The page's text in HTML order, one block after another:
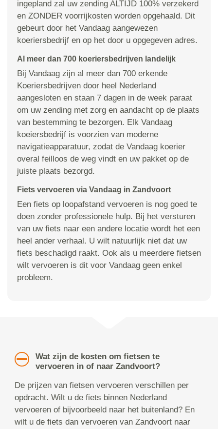
ingepland zal uw zending ALTIJD 100% verzekerd
en ZONDER voorrijkosten worden opgehaald. Dit
gebeurt door het Vandaag aangewezen
koeriersbedrijf en op het door u opgegeven adres.
Al meer dan 700 koeriersbedrijven landelijk
Bij Vandaag zijn al meer dan 700 erkende
Koeriersbedrijven door heel Nederland
aangesloten en staan 7 dagen in de week paraat
om uw zending met zorg en aandacht op de plaats
van bestemming te bezorgen. Elk Vandaag
koeiersbedrijf is voorzien van moderne
navigatieapparatuur, zodat de Vandaag koerier
overal feilloos de weg vindt en uw pakket op de
juiste plaats bezorgd.
Fiets vervoeren via Vandaag in Zandvoort
Een fiets op loopafstand vervoeren is nog goed te
doen zonder professionele hulp. Bij het versturen
van uw fiets naar een andere locatie wordt het een
heel ander verhaal. U wilt natuurlijk niet dat uw
fiets beschadigd raakt. Ook als u meerdere fietsen
wilt vervoeren is dit voor Vandaag geen enkel
probleem.
Wat zijn de kosten om fietsen te
vervoeren in of naar Zandvoort?
De prijzen van fietsen vervoeren verschillen per
opdracht. Wilt u de fiets binnen Nederland
vervoeren of bijvoorbeeld naar het buitenland? En
wilt u de fiets dan vervoeren van Zandvoort naar